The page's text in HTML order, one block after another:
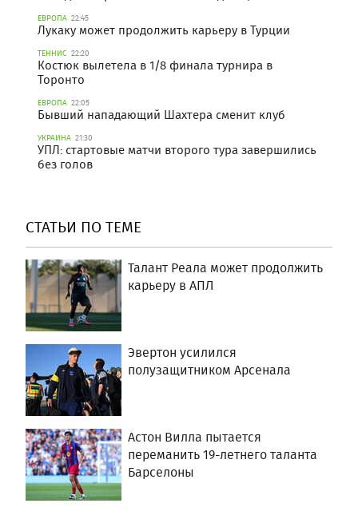
ЕВРОПА 22:45
Лукаку может продолжить карьеру в Турции
ТЕННИС 22:20
Костюк вылетела в 1/8 финала турнира в
Торонто
ЕВРОПА 22:05
Бывший нападающий Шахтера сменит клуб
УКРАИНА 21:30
УПЛ: стартовые матчи второго тура завершились
без голов
СТАТЬИ ПО ТЕМЕ
Талант Реала может продолжить
карьеру в АПЛ
Эвертон усилился
полузащитником Арсенала
Астон Вилла пытается
переманить 19-летнего таланта
Барселоны